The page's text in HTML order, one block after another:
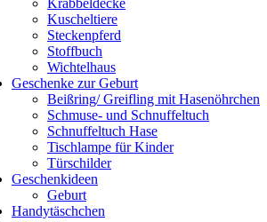
Krabbeldecke
Kuscheltiere
Steckenpferd
Stoffbuch
Wichtelhaus
Geschenke zur Geburt
Beißring/ Greifling mit Hasenöhrchen
Schmuse- und Schnuffeltuch
Schnuffeltuch Hase
Tischlampe für Kinder
Türschilder
Geschenkideen
Geburt
Handytäschchen